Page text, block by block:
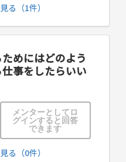
る（1件）
めにはどのよう
事をしたらいい
メンターとしてロ
グインすると回答
できます
る（0件）